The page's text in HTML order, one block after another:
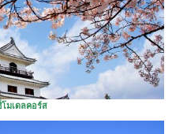
มเดลคอร์ส